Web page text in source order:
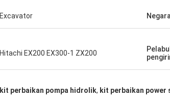
Excavator
Hitachi EX200 EX300-1 ZX200
kit perbaikan pompa hidrolik, kit perbaikan power